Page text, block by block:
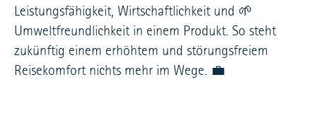
Leistungsfähigkeit, Wirtschaftlichkeit und 🌱
Umweltfreundlichkeit in einem Produkt. So steht
zukünftig einem erhöhtem und störungsfreiem
Reisekomfort nichts mehr im Wege. 💼